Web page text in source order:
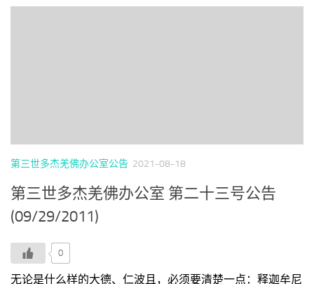
第三世多杰羌佛办公室公告 2021-08-18
第三世多杰羌佛办公室 第二十三号公告
(09/29/2011)
0
无论是什么样的大德、仁波且，必须要清楚一点：释迦牟尼